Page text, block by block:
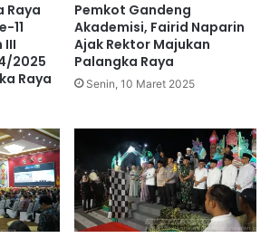
Raya
11
III
2025
Raya
Pemkot Gandeng
Akademisi, Fairid Naparin
Ajak Rektor Majukan
Palangka Raya
Senin, 10 Maret 2025